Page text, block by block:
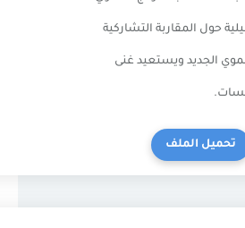
التشاركية
ويستعيد غنى